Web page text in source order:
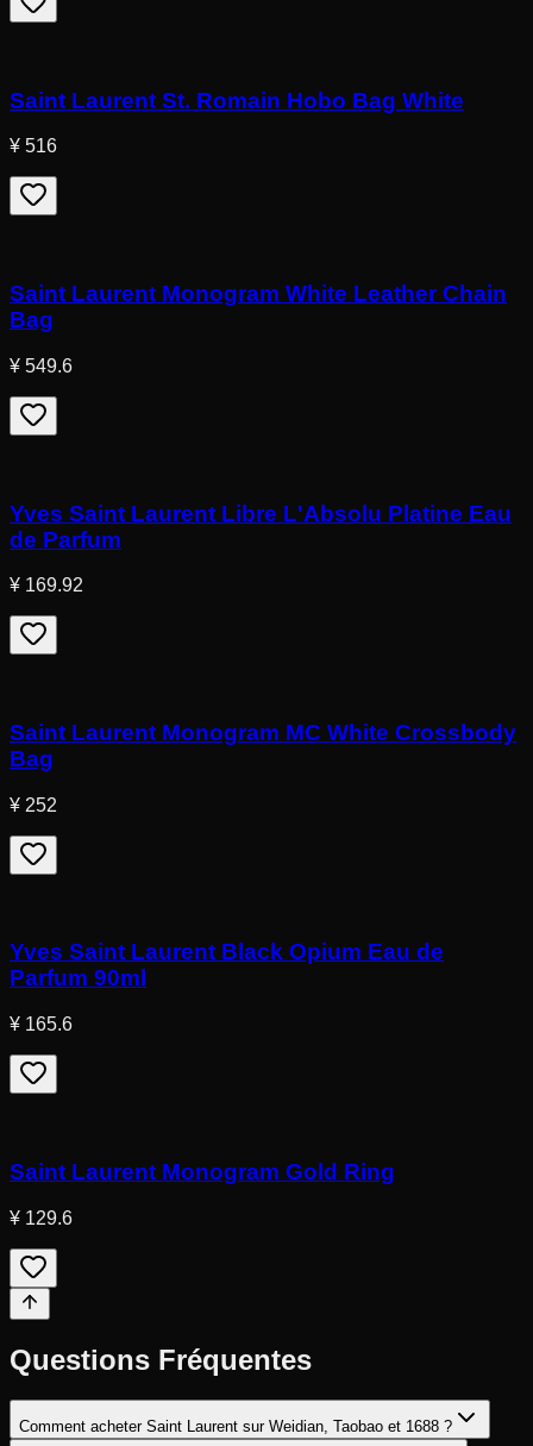
Saint Laurent St. Romain Hobo Bag White
¥ 516
Saint Laurent Monogram White Leather Chain
Bag
¥ 549.6
Yves Saint Laurent Libre L'Absolu Platine Eau
de Parfum
¥ 169.92
Saint Laurent Monogram MC White Crossbody
Bag
¥ 252
Yves Saint Laurent Black Opium Eau de
Parfum 90ml
¥ 165.6
Saint Laurent Monogram Gold Ring
¥ 129.6
Questions Fréquentes
Comment acheter Saint Laurent sur Weidian, Taobao et 1688 ?